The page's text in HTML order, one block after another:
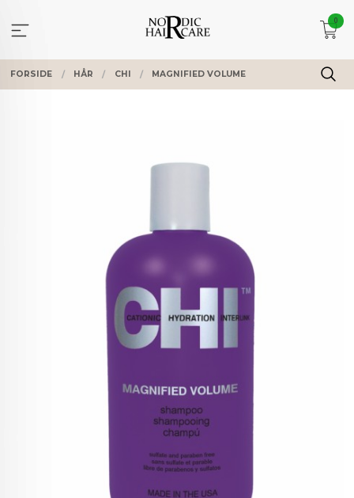
innholdet
0
FORSIDE HÅR CHI MAGNIFIED VOLUME